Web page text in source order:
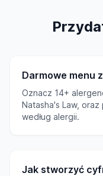
Darmowe menu
Oznacz 14+
Natasha's Law,
według alergii.
Jak stworzyć